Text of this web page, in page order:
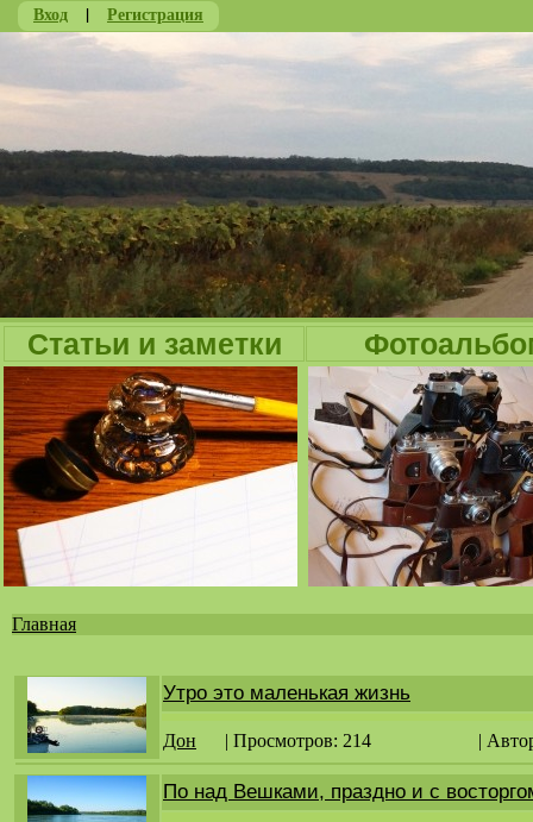
Вход | Регистрация
Статьи и заметки
здесь
Главная
Утро это маленькая жизнь
Дон | Просмотров: 214 |
По над Вешками, праздно и с